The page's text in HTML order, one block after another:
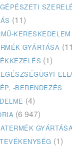
(11)
KERESKEDELEM
GYÁRTÁSA
(1)
-BERENDEZÉS
(4)
(6 947)
(1)